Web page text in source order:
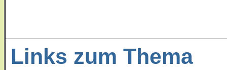
Links zum Thema